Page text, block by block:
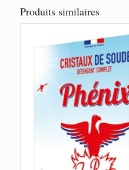
Produits similaires